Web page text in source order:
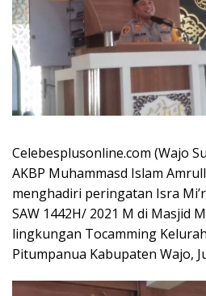
Celebesplusonline.com (Wajo
AKBP Muhammasd Islam
menghadiri peringatan Isra
SAW 1442H/ 2021 M di Masjid
lingkungan Tocamming
Pitumpanua Kabupaten Wajo,